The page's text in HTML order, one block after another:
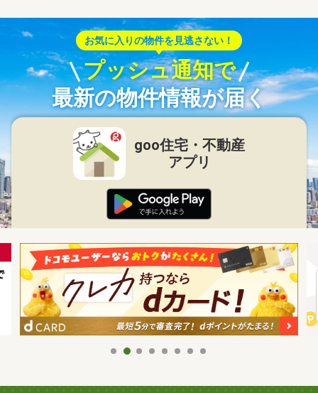
お気に入りの物件を見逃さない！
プッシュ通知で
最新の物件情報が届く
goo住宅・不動産
アプリ